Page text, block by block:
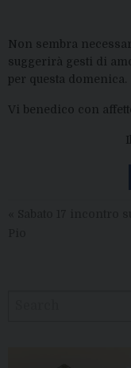
Non sembra
suggerirà gesti di
per questa domenica.
Vi benedico con